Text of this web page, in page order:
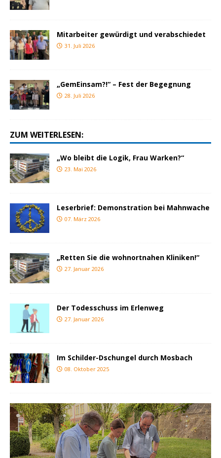
Mitarbeiter gewürdigt und verabschiedet
31. Juli 2026
„GemEinsam?!“ – Fest der Begegnung
28. Juli 2026
ZUM WEITERLESEN:
„Wo bleibt die Logik, Frau Warken?“
23. Mai 2026
Leserbrief: Demonstration bei Mahnwache
07. März 2026
„Retten Sie die wohnortnahen Kliniken!“
27. Januar 2026
Der Todesschuss im Erlenweg
27. Januar 2026
Im Schilder-Dschungel durch Mosbach
08. Oktober 2025